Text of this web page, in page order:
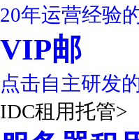
20年运营经验
VIP邮
点击自主研发
IDC租用托管>